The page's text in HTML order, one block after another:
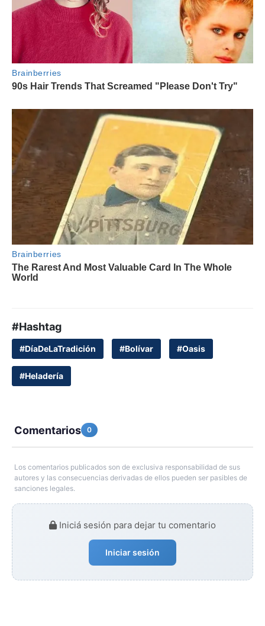
#Hashtag
#DíaDeLaTradición #Bolívar #Oasis
#Heladería
Comentarios 0
Los comentarios publicados son de exclusiva responsabilidad de sus
autores y las consecuencias derivadas de ellos pueden ser pasibles de
sanciones legales.
Iniciá sesión para dejar tu comentario
Iniciar sesión